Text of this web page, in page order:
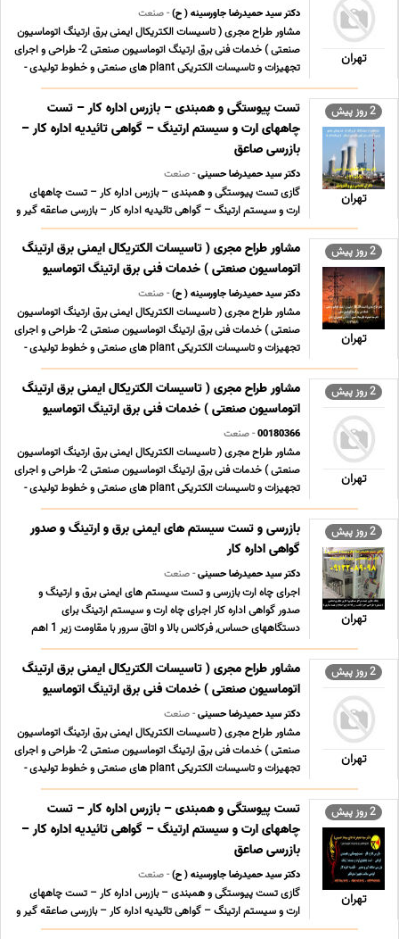
تهران
دکتر سید حمیدرضا جاورسینه ( ح)- صنعت
مشاور طراح مجری ( تاسیسات الکتریکال ایمنی برق ارتینگ اتوماسیون
صنعتی ) خدمات فنی برق ارتینگ اتوماسیون صنعتی 2- طراحی و اجرای
تجهیزات و تاسیسات الکتریکی plant های صنعتی و خطوط تولیدی -
نصب و راه اندازی دستگاه ها و سیستم های صنعتی در خطوط تولید -
نگهداری و تعمیرات پیشگیرانه ی ک ... ...
2 روز پیش
تهران
تست پیوستگی و همبندی – بازرس اداره کار – تست
چاههای ارت و سیستم ارتینگ – گواهی تائیدیه اداره کار –
بازرسی صاعق
دکتر سید حمیدرضا حسینی- صنعت
گازی تست پیوستگی و همبندی – بازرس اداره کار – تست چاههای
ارت و سیستم ارتینگ – گواهی تائیدیه اداره کار – بازرسی صاعقه گیر و
صدور گواهی سلامت تجهیزات برقگیر نیروگاه شهید رجایی قزوین، در
کیلومتر 25 آزادراه قزوین-تهران حرارتی و سیکل ترکیبی تست
پیوستگی و همبندی – بازرس اداره کار – تس ... ...
2 روز پیش
تهران
مشاور طراح مجری ( تاسیسات الکتریکال ایمنی برق ارتینگ
اتوماسیون صنعتی ) خدمات فنی برق ارتینگ اتوماسیو
دکتر سید حمیدرضا جاورسینه ( ح)- صنعت
مشاور طراح مجری ( تاسیسات الکتریکال ایمنی برق ارتینگ اتوماسیون
صنعتی ) خدمات فنی برق ارتینگ اتوماسیون صنعتی 2- طراحی و اجرای
تجهیزات و تاسیسات الکتریکی plant های صنعتی و خطوط تولیدی -
نصب و راه اندازی دستگاه ها و سیستم های صنعتی در خطوط تولید -
نگهداری و تعمیرات پیشگیرانه ی کارخ ... ...
2 روز پیش
تهران
مشاور طراح مجری ( تاسیسات الکتریکال ایمنی برق ارتینگ
اتوماسیون صنعتی ) خدمات فنی برق ارتینگ اتوماسیو
00180366- صنعت
مشاور طراح مجری ( تاسیسات الکتریکال ایمنی برق ارتینگ اتوماسیون
صنعتی ) خدمات فنی برق ارتینگ اتوماسیون صنعتی 2- طراحی و اجرای
تجهیزات و تاسیسات الکتریکی plant های صنعتی و خطوط تولیدی -
نصب و راه اندازی دستگاه ها و سیستم های صنعتی در خطوط تولید -
نگهداری و تعمیرات پیشگیرانه ی ک ... ...
2 روز پیش
تهران
بازرسی و تست سیستم های ایمنی برق و ارتینگ و صدور
گواهی اداره کار
دکتر سید حمیدرضا حسینی- صنعت
اجرای چاه ارت بازرسی و تست سیستم های ایمنی برق و ارتینگ و
صدور گواهی اداره کار اجرای چاه ارت و سیستم ارتینگ برای
دستگاههای حساس, فرکانس بالا و اتاق سرور با مقاومت زیر 1 اهم
بازرسی و تست سیستم های ایمنی برق و ارتینگ و صدور گواهی اداره
کار چاه ارت بازرسی و تست سیستم های ایمنی برق و ... ...
2 روز پیش
تهران
مشاور طراح مجری ( تاسیسات الکتریکال ایمنی برق ارتینگ
اتوماسیون صنعتی ) خدمات فنی برق ارتینگ اتوماسیو
دکتر سید حمیدرضا حسینی- صنعت
مشاور طراح مجری ( تاسیسات الکتریکال ایمنی برق ارتینگ اتوماسیون
صنعتی ) خدمات فنی برق ارتینگ اتوماسیون صنعتی 2- طراحی و اجرای
تجهیزات و تاسیسات الکتریکی plant های صنعتی و خطوط تولیدی -
نصب و راه اندازی دستگاه ها و سیستم های صنعتی در خطوط تولید -
نگهداری و تعمیرات پیشگیرانه ی ک ... ...
2 روز پیش
تهران
تست پیوستگی و همبندی – بازرس اداره کار – تست
چاههای ارت و سیستم ارتینگ – گواهی تائیدیه اداره کار –
بازرسی صاعق
دکتر سید حمیدرضا جاورسینه ( ح)- صنعت
گازی تست پیوستگی و همبندی – بازرس اداره کار – تست چاههای
ارت و سیستم ارتینگ – گواهی تائیدیه اداره کار – بازرسی صاعقه گیر و
صدور گواهی سلامت تجهیزات برقگیر نیروگاه شهید رجایی قزوین، در